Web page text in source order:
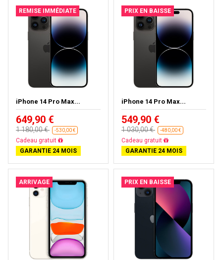
REMISE IMMÉDIATE
iPhone 14 Pro Max...
649,90 €
1 180,00 € -530,00 €
Cadeau gratuit
GARANTIE 24 MOIS
PRIX EN BAISSE
iPhone 14 Pro Max...
549,90 €
1 030,00 € -480,00 €
Cadeau gratuit
GARANTIE 24 MOIS
ARRIVAGE PRIX EN BAISSE